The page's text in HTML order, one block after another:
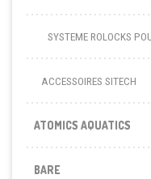
SYSTEME ROLOCKS
ACCESSOIRES SITECH
ATOMICS AQUATICS
BARE